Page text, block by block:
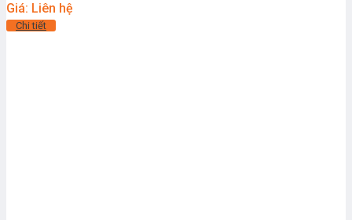
Giá: Liên hệ
Chi tiết